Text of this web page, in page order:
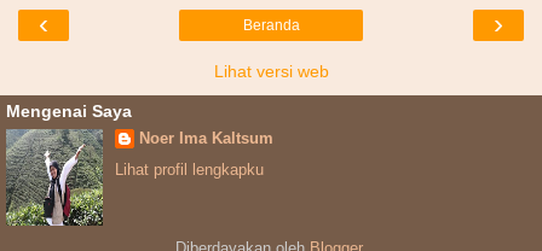
‹ ›
Beranda
Lihat versi web
Mengenai Saya
Noer Ima Kaltsum
Lihat profil lengkapku